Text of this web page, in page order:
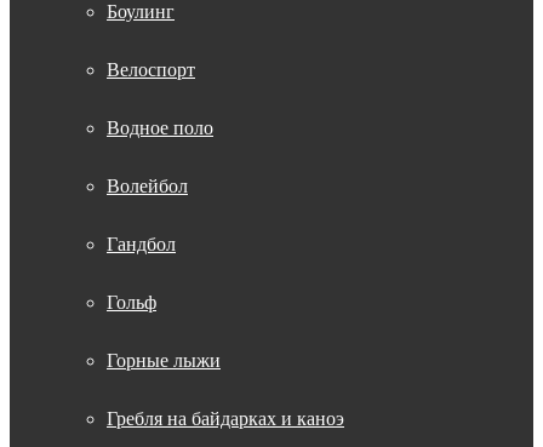
Боулинг
Велоспорт
Водное поло
Волейбол
Гандбол
Гольф
Горные лыжи
Гребля на байдарках и каноэ